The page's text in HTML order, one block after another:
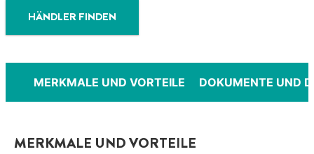
HÄNDLER FINDEN
MERKMALE UND VORTEILE DOKUMENTE UND
MERKMALE UND VORTEILE